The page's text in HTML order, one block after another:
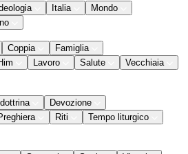
Italia
Mondo
Coppia
Famiglia
Lavoro Salute
Vecchiaia
Devozione
Riti
Tempo liturgico